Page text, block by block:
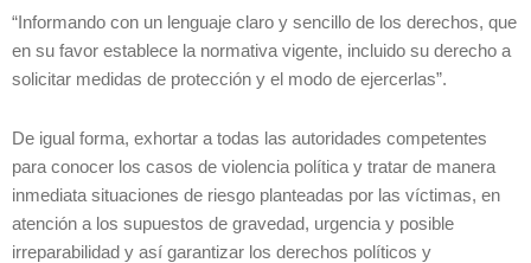
“Informando con un lenguaje claro y sencillo de los derechos, que
en su favor establece la normativa vigente, incluido su derecho a
solicitar medidas de protección y el modo de ejercerlas”.
De igual forma, exhortar a todas las autoridades competentes
para conocer los casos de violencia política y tratar de manera
inmediata situaciones de riesgo planteadas por las víctimas, en
atención a los supuestos de gravedad, urgencia y posible
irreparabilidad y así garantizar los derechos políticos y